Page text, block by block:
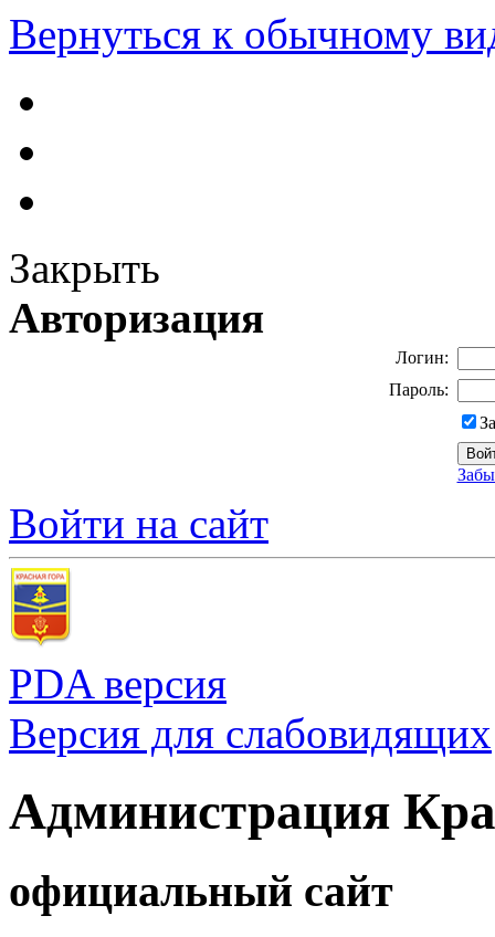
Вернуться к обычному
Закрыть
Авторизация
Логин:
Пароль:
Войти на сайт
PDA версия
Версия для слабовидящих
Администрация
официальный сайт